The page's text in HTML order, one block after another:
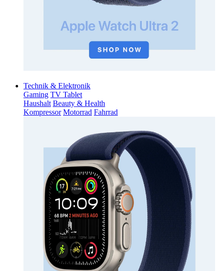
Technik & Elektronik
Gaming TV Tablet
Haushalt Beauty & Health
Kompressor Motorrad Fahrrad